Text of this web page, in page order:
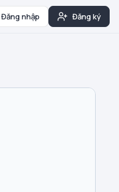
Đăng nhập Đăng ký